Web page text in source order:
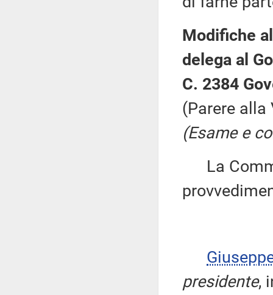
Modifiche
delega al
C. 2384
(Parere alla
(Esame e
La
presidente,